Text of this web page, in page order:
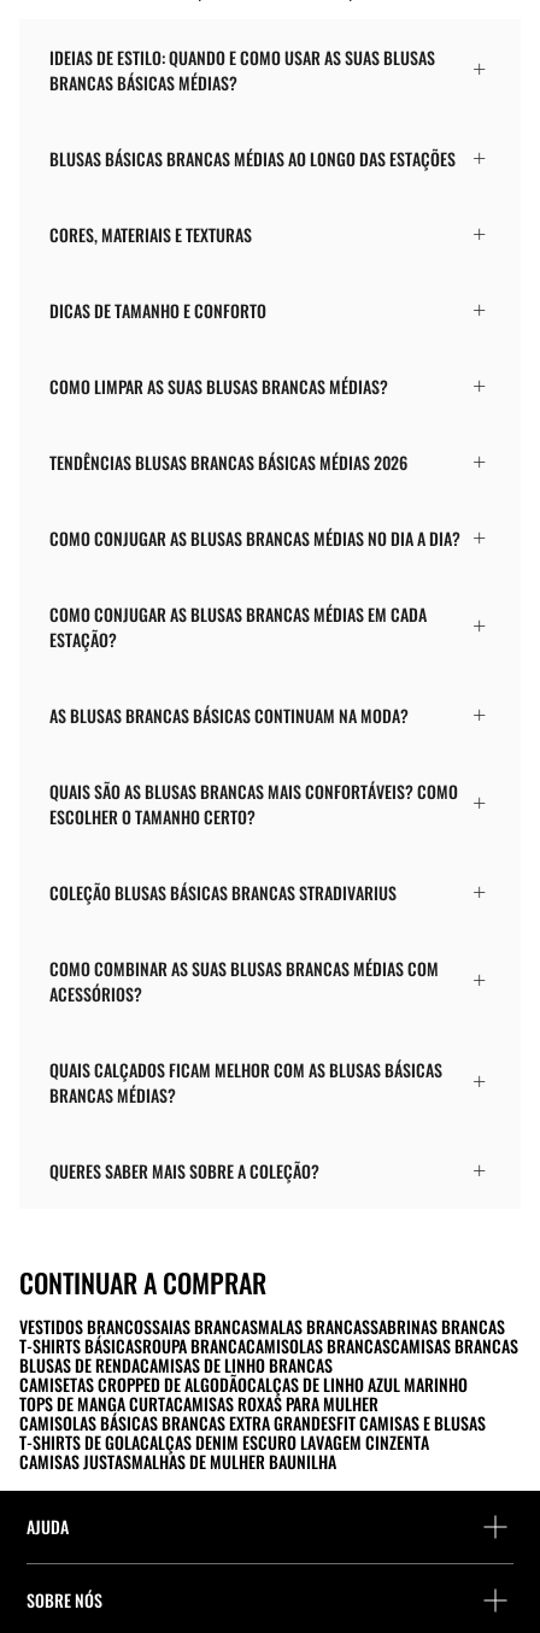
IDEIAS DE ESTILO: QUANDO E COMO USAR AS SUAS BLUSAS
BRANCAS BÁSICAS MÉDIAS?
BLUSAS BÁSICAS BRANCAS MÉDIAS AO LONGO DAS ESTAÇÕES
CORES, MATERIAIS E TEXTURAS
DICAS DE TAMANHO E CONFORTO
COMO LIMPAR AS SUAS BLUSAS BRANCAS MÉDIAS?
TENDÊNCIAS BLUSAS BRANCAS BÁSICAS MÉDIAS 2026
COMO CONJUGAR AS BLUSAS BRANCAS MÉDIAS NO DIA A DIA?
COMO CONJUGAR AS BLUSAS BRANCAS MÉDIAS EM CADA
ESTAÇÃO?
AS BLUSAS BRANCAS BÁSICAS CONTINUAM NA MODA?
QUAIS SÃO AS BLUSAS BRANCAS MAIS CONFORTÁVEIS? COMO
ESCOLHER O TAMANHO CERTO?
COLEÇÃO BLUSAS BÁSICAS BRANCAS STRADIVARIUS
COMO COMBINAR AS SUAS BLUSAS BRANCAS MÉDIAS COM
ACESSÓRIOS?
QUAIS CALÇADOS FICAM MELHOR COM AS BLUSAS BÁSICAS
BRANCAS MÉDIAS?
QUERES SABER MAIS SOBRE A COLEÇÃO?
CONTINUAR A COMPRAR
VESTIDOS BRANCOSSAIAS BRANCASMALAS BRANCASSABRINAS BRANCAS
T-SHIRTS BÁSICASROUPA BRANCACAMISOLAS BRANCASCAMISAS BRANCAS
BLUSAS DE RENDACAMISAS DE LINHO BRANCAS
CAMISETAS CROPPED DE ALGODÃOCALÇAS DE LINHO AZUL MARINHO
TOPS DE MANGA CURTACAMISAS ROXAS PARA MULHER
CAMISOLAS BÁSICAS BRANCAS EXTRA GRANDESFIT CAMISAS E BLUSAS
T-SHIRTS DE GOLACALÇAS DENIM ESCURO LAVAGEM CINZENTA
CAMISAS JUSTASMALHAS DE MULHER BAUNILHA
AJUDA
Localiza a tua encomenda
SOBRE NÓS